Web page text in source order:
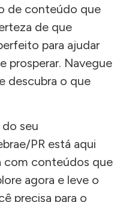
de conteúdo que
de que
para ajudar
prosperar. Navegue
descubra o que
seu
PR está aqui
com conteúdos que
agora e leve o
precisa para o